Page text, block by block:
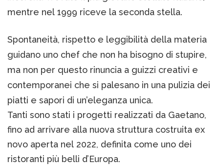
mentre nel 1999 riceve la seconda stella.
Spontaneità, rispetto e leggibilità della materia
guidano uno chef che non ha bisogno di stupire,
ma non per questo rinuncia a guizzi creativi e
contemporanei che si palesano in una pulizia dei
piatti e sapori di un’eleganza unica.
Tanti sono stati i progetti realizzati da Gaetano,
fino ad arrivare alla nuova struttura costruita ex
novo aperta nel 2022, definita come uno dei
ristoranti più belli d’Europa.